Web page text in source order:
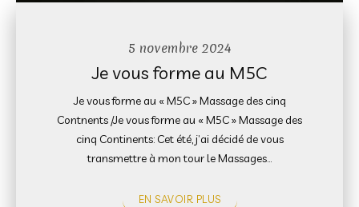
5 novembre 2024
Je vous forme au M5C
Je vous forme au « M5C » Massage des cinq
Contnents /Je vous forme au « M5C » Massage des
cinq Continents: Cet été, j’ai décidé de vous
transmettre à mon tour le Massages…
EN SAVOIR PLUS